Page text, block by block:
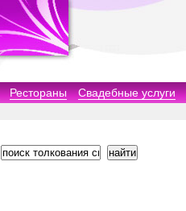
Рестораны Свадебные услуги